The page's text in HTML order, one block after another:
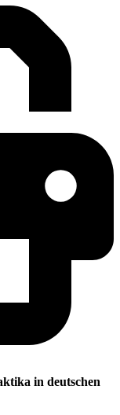
in deutschen